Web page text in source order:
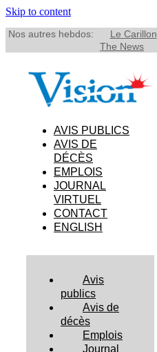
Skip to content
Nos autres hebdos: Le Carillon
The News
AVIS PUBLICS
AVIS DE
DÉCÈS
EMPLOIS
JOURNAL
VIRTUEL
CONTACT
ENGLISH
Avis
publics
Avis de
décès
Emplois
Journal